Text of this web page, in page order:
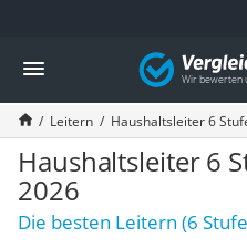
Die beliebtesten Vergleiche nach
Haushalt
Wassersprudler
Zentralstaubsauger
Brotbackautomat
Wischroboter
Wäschespinne
Industriestaubsauger
Vergleich
Leitern Haushaltsleiter 6
Haushaltsleiter 6
2026
Die besten Leitern (6